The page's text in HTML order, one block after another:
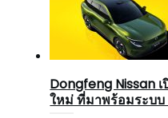
Dongfeng Nissan เ
ใหม่ ที่มาพร้อมระบบ